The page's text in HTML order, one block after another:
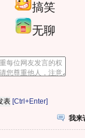
搞笑
无聊
[Ctrl+Enter]
我来